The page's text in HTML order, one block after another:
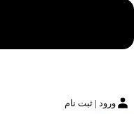
ورود | ثبت نام